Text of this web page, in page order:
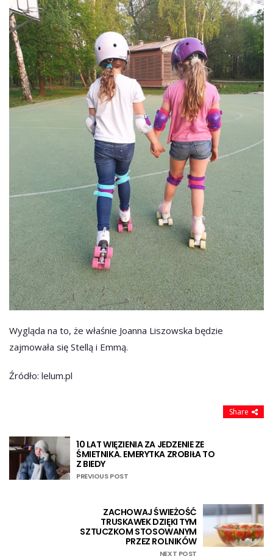
Wygląda na to, że właśnie Joanna Liszowska będzie
zajmowała się Stellą i Emmą.
Źródło: lelum.pl
Share
10 LAT WIĘZIENIA ZA JEDZENIE ZE
ŚMIETNIKA. EMERYTKA ZROBIŁA TO
Z BIEDY
PREVIOUS POST
ZACHOWAJ ŚWIEŻOŚĆ
TRUSKAWEK DZIĘKI TYM
SZTUCZKOM STOSOWANYM
PRZEZ ROLNIKÓW
NEXT POST